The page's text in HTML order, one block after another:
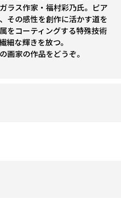
ラス作家・福村彩乃氏。ピア
その感性を創作に活かす道を
をコーティングする特殊技術
細な輝きを放つ。
画家の作品をどうぞ。